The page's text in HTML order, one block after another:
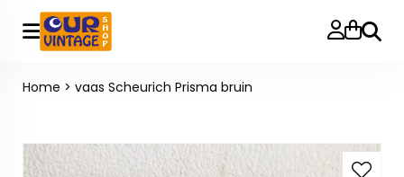
Home > vaas Scheurich Prisma bruin